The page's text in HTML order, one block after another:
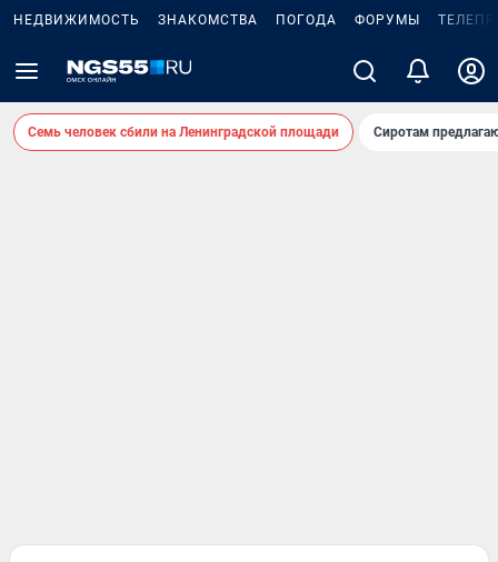
НЕДВИЖИМОСТЬ ЗНАКОМСТВА ПОГОДА ФОРУМЫ
Семь человек сбили на Ленинградской площади Сиротам